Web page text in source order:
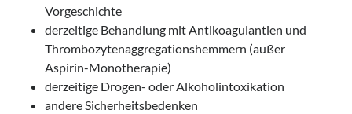
Vorgeschichte
derzeitige Behandlung mit Antikoagulantien und
Thrombozytenaggregationshemmern (außer
Aspirin-Monotherapie)
derzeitige Drogen- oder Alkoholintoxikation
andere Sicherheitsbedenken